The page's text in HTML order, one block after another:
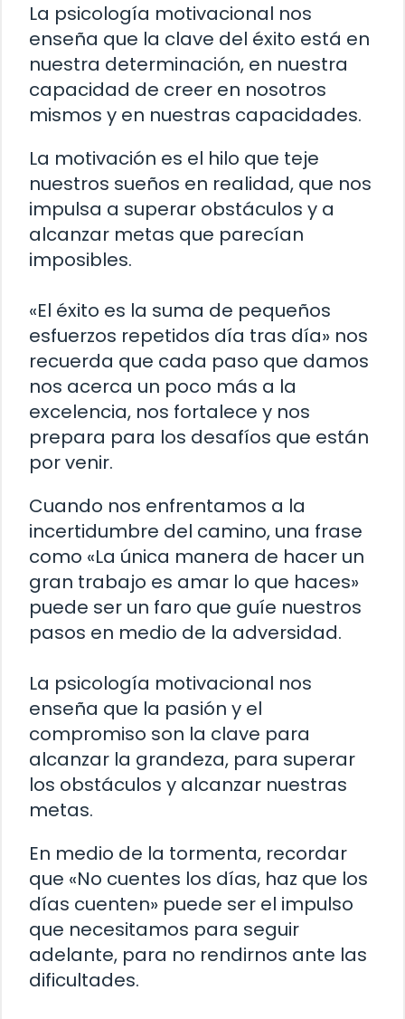
La psicología motivacional nos
enseña que la clave del éxito está en
nuestra determinación, en nuestra
capacidad de creer en nosotros
mismos y en nuestras capacidades.
La motivación es el hilo que teje
nuestros sueños en realidad, que nos
impulsa a superar obstáculos y a
alcanzar metas que parecían
imposibles.
«El éxito es la suma de pequeños
esfuerzos repetidos día tras día» nos
recuerda que cada paso que damos
nos acerca un poco más a la
excelencia, nos fortalece y nos
prepara para los desafíos que están
por venir.
Cuando nos enfrentamos a la
incertidumbre del camino, una frase
como «La única manera de hacer un
gran trabajo es amar lo que haces»
puede ser un faro que guíe nuestros
pasos en medio de la adversidad.
La psicología motivacional nos
enseña que la pasión y el
compromiso son la clave para
alcanzar la grandeza, para superar
los obstáculos y alcanzar nuestras
metas.
En medio de la tormenta, recordar
que «No cuentes los días, haz que los
días cuenten» puede ser el impulso
que necesitamos para seguir
adelante, para no rendirnos ante las
dificultades.